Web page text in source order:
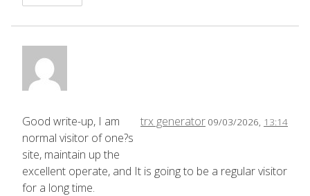
trx generator 09/03/2026, 13:14
Good write-up, I am
normal visitor of one?s
site, maintain up the
excellent operate, and It is going to be a regular visitor
for a long time.